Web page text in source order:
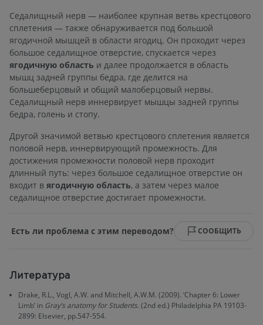
Седалищный нерв — наиболее крупная ветвь крестцового
сплетения — также обнаруживается под большой
ягодичной мышцей в области ягодиц. Он проходит через
большое седалищное отверстие, спускается через
ягодичную область и далее продолжается в область
мышц задней группы бедра, где делится на
большеберцовый и общий малоберцовый нервы.
Седалищный нерв иннервирует мышцы задней группы
бедра, голень и стопу.
Другой значимой ветвью крестцового сплетения является
половой нерв, иннервирующий промежность. Для
достижения промежности половой нерв проходит
длинный путь: через большое седалищное отверстие он
входит в ягодичную область, а затем через малое
седалищное отверстие достигает промежности.
Есть ли проблема с этим переводом? СООБЩИТЬ
Литература
Drake, R.L., Vogl, A.W. and Mitchell, A.W.M. (2009). ‘Chapter 6: Lower
Limb’ in Gray’s anatomy for Students.(2nd ed.) Philadelphia PA 19103-
2899: Elsevier, pp.547-554.